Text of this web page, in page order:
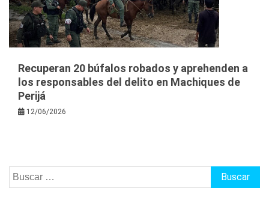
Recuperan 20 búfalos robados y aprehenden a
los responsables del delito en Machiques de
Perijá
12/06/2026
Buscar: